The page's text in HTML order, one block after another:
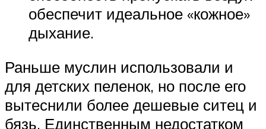
обеспечит идеальное «кожное»
дыхание.
Раньше муслин использовали и
для детских пеленок, но после его
вытеснили более дешевые ситец и
бязь. Единственным недостатком